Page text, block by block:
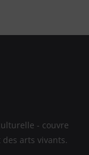
- couvre
arts vivants.